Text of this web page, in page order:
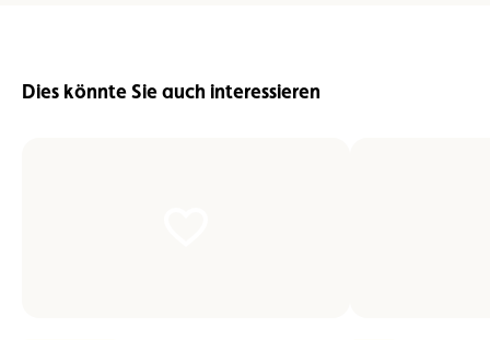
Dies könnte Sie auch interessieren